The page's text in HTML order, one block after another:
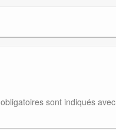
sont indiqués avec